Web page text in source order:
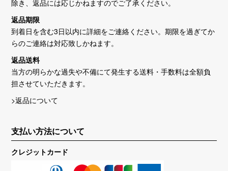
除き、返品には応じかねますのでご了承ください。
返品期限
到着日を含む3日以内に詳細をご連絡ください。期限を過ぎてか
らのご連絡は対応致しかねます。
返品送料
当方の明らかな過失や不備にて発生する送料・手数料は全額負
担させていただきます。
>返品について
支払い方法について
クレジットカード